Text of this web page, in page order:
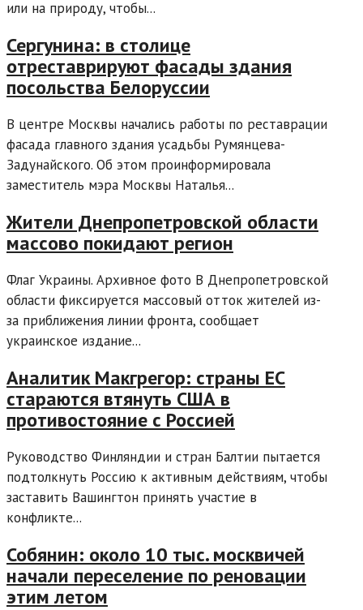
или на природу, чтобы...
Сергунина: в столице
отреставрируют фасады здания
посольства Белоруссии
В центре Москвы начались работы по реставрации
фасада главного здания усадьбы Румянцева-
Задунайского. Об этом проинформировала
заместитель мэра Москвы Наталья...
Жители Днепропетровской области
массово покидают регион
Флаг Украины. Архивное фото В Днепропетровской
области фиксируется массовый отток жителей из-
за приближения линии фронта, сообщает
украинское издание...
Аналитик Макгрегор: страны ЕС
стараются втянуть США в
противостояние с Россией
Руководство Финляндии и стран Балтии пытается
подтолкнуть Россию к активным действиям, чтобы
заставить Вашингтон принять участие в
конфликте...
Собянин: около 10 тыс. москвичей
начали переселение по реновации
этим летом